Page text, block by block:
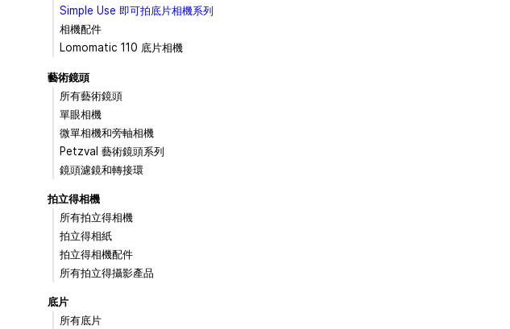
Simple Use 即可拍底片相機系列
相機配件
Lomomatic 110 底片相機
藝術鏡頭
所有藝術鏡頭
單眼相機
微單相機和旁軸相機
Petzval 藝術鏡頭系列
鏡頭濾鏡和轉接環
拍立得相機
所有拍立得相機
拍立得相紙
拍立得相機配件
所有拍立得攝影產品
底片
所有底片